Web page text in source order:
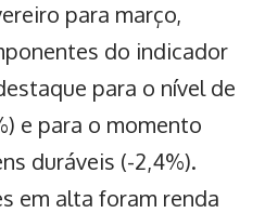
para março,
do indicador
para o nível de
e para o momento
duráveis (-2,4%).
em alta foram renda